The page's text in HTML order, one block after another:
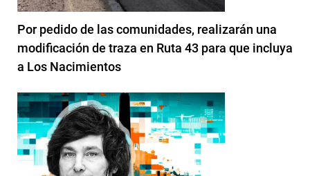
Por pedido de las comunidades, realizarán una
modificación de traza en Ruta 43 para que incluya
a Los Nacimientos